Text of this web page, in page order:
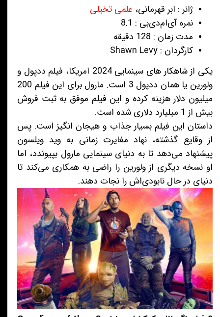
ژانر : ابر قهرمانی، علمی تخیلی
نمره آی‌ام‌دی‌بی : 8.1
مدت زمان : 128 دقیقه
کارگردان : Shawn Levy
یکی از شاهکار های سینمایی 2024 امریکا، فیلم ددپول و
ولورین یا همان ددپول 3 است. مارول برای این فیلم 200
میلیون دلار هزینه کرده و این فیلم موفق به ثبت فروش
بیش از 1 میلیارد دلاری شده است.
داستان این فیلم بسیار جذاب و هیجان انگیز است. پس
از وقایع گذشته، نهاد مغایرت زمانی به وید ویلسون
پیشنهاد می‌دهد تا به دنیای سینمایی مارول بپیوندد، اما
او نسخه دیگری از ولورین را راضی به همکاری می‌کند تا
دنیای در حال نابودی‌اش را نجات دهند.